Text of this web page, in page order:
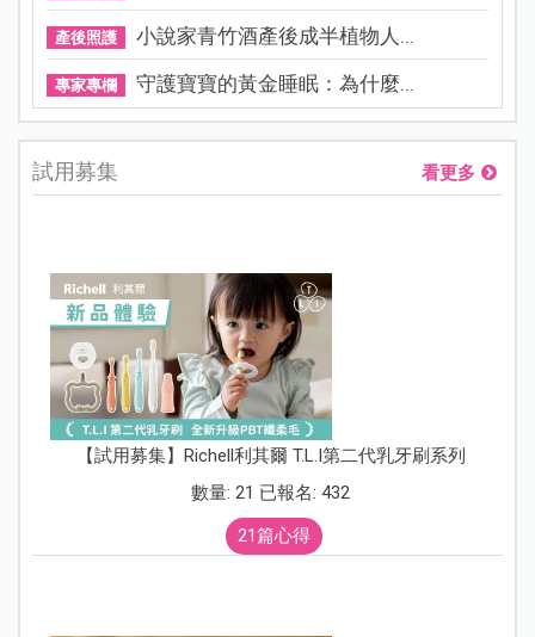
產後照護 小說家青竹酒產後成半植物人...
專家專欄 守護寶寶的黃金睡眠：為什麼...
試用募集 看更多
【試用募集】Richell利其爾 T.L.I第二代乳牙刷系列
數量: 21 已報名: 432
21篇心得